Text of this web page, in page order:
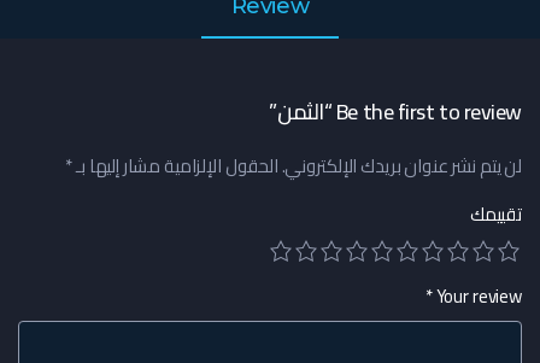
Review
Be the first to review “الثمن”
لن يتم نشر عنوان بريدك الإلكتروني.الحقول الإلزامية مشار إليها بـ*
تقييمك
Your review
*